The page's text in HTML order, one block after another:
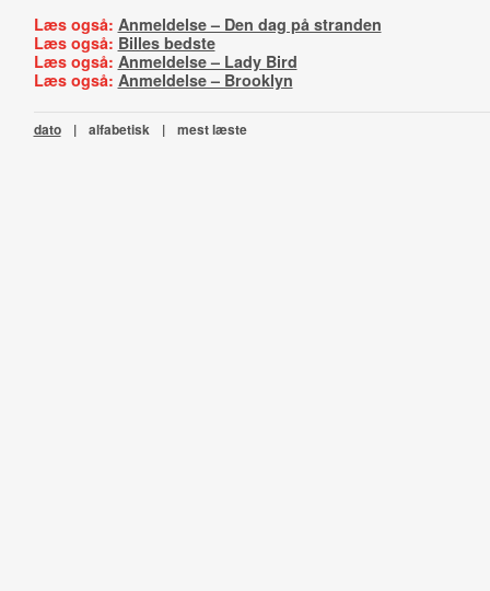
Læs også: Anmeldelse – Den dag på stranden
Læs også: Billes bedste
Læs også: Anmeldelse – Lady Bird
Læs også: Anmeldelse – Brooklyn
dato | alfabetisk | mest læste